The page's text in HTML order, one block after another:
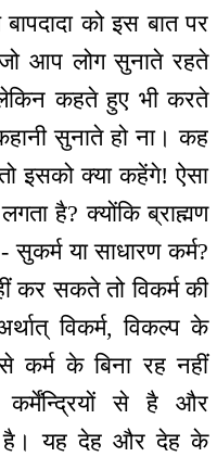
को इस बात पर
आप लोग सुनाते रहते
कहते हुए भी करते
सुनाते हो ना। कह
इसको क्या कहेंगे! ऐसा
है? क्योंकि ब्राह्मण
सुकर्म या साधारण कर्म?
कर सकते तो विकर्म की
विकर्म, विकल्प के
कर्म के बिना रह नहीं
से है और
से है। यह देह और देह के